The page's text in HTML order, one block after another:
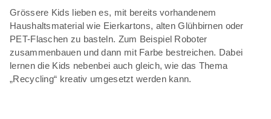
Grössere Kids lieben es, mit bereits vorhandenem
Haushaltsmaterial wie Eierkartons, alten Glühbirnen oder
PET-Flaschen zu basteln. Zum Beispiel Roboter
zusammenbauen und dann mit Farbe bestreichen. Dabei
lernen die Kids nebenbei auch gleich, wie das Thema
„Recycling“ kreativ umgesetzt werden kann.